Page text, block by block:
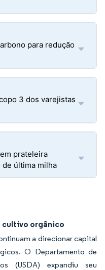
para redução
3 dos varejistas
prateleira
última milha
cultivo orgânico
a direcionar capital
O Departamento de
(USDA) expandiu seu